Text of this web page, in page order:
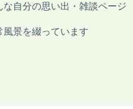
な自分の思い出・雑談ページ
風景を綴っています